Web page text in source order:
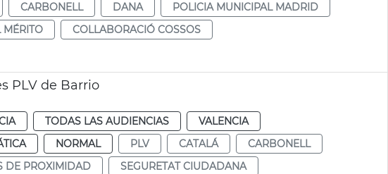
CARBONELL DANA
POLICIA MUNICIPAL MADRID
MÉRITO
COLLABORACIÓ COSSOS
PLV de Barrio
TODAS LAS AUDIENCIAS
VALENCIA
NORMAL PLV CATALÁ
CARBONELL
DE PROXIMIDAD SEGURETAT CIUDADANA